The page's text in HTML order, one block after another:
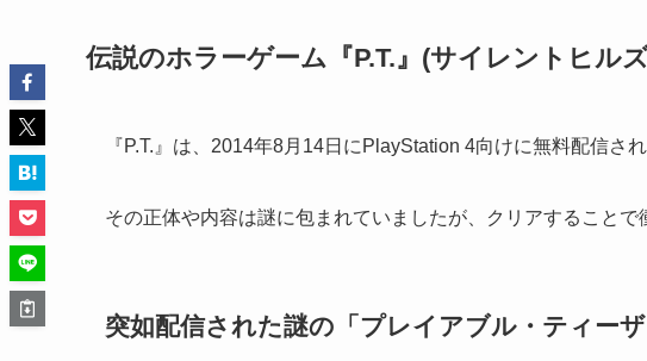
伝説のホラーゲーム『P.T.』(サイレントヒル
『P.T.』は、2014年8月14日にPlayStation 4向けに無料配信さ
その正体や内容は謎に包まれていましたが、クリアすることで
突如配信された謎の「プレイアブル・ティーザ